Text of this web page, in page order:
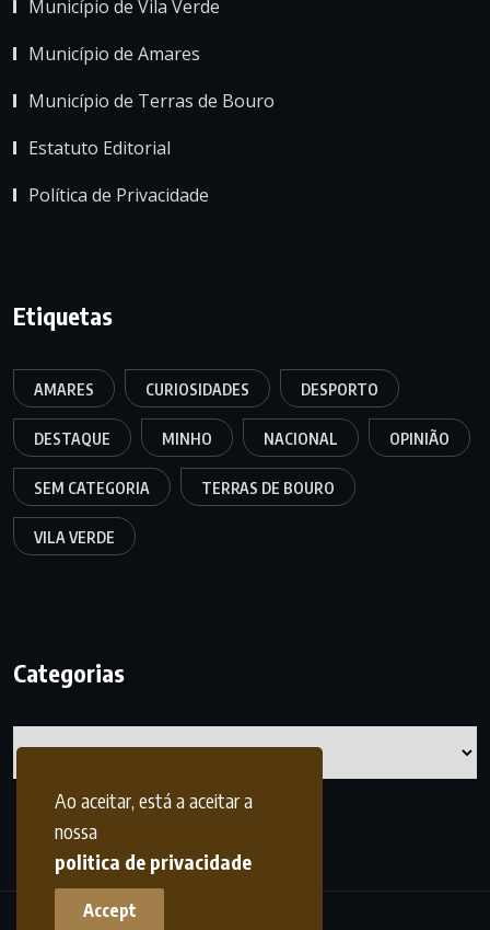
Ao aceitar, está a aceitar a
nossa
politica de privacidade
Accept
Município de Vila Verde
Município de Amares
Município de Terras de Bouro
Estatuto Editorial
Política de Privacidade
Etiquetas
AMARES CURIOSIDADES DESPORTO
DESTAQUE MINHO NACIONAL OPINIÃO
SEM CATEGORIA TERRAS DE BOURO
VILA VERDE
Categorias